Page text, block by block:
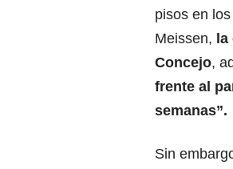
pisos en
Meissen,
Concejo,
frente al
semanas”.
Sin